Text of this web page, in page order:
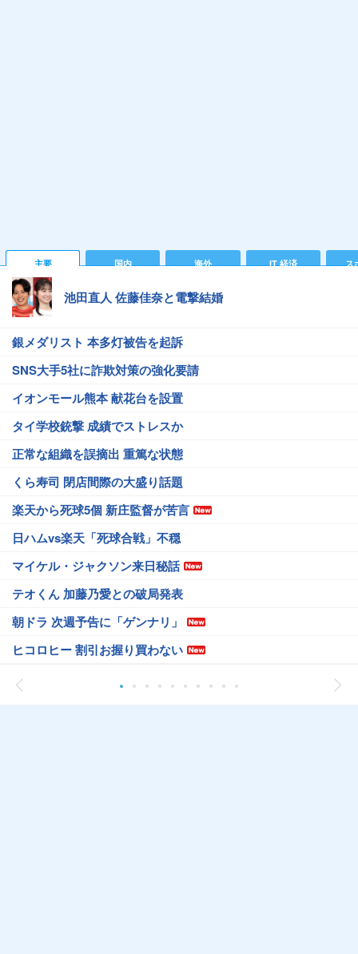
主要 国内 海外 IT 経済 ス
池田直人 佐藤佳奈と電撃結婚
銀メダリスト 本多灯被告を起訴
SNS大手5社に詐欺対策の強化要請
イオンモール熊本 献花台を設置
タイ学校銃撃 成績でストレスか
正常な組織を誤摘出 重篤な状態
くら寿司 閉店間際の大盛り話題
楽天から死球5個 新庄監督が苦言
日ハムvs楽天「死球合戦」不穏
マイケル・ジャクソン来日秘話
テオくん 加藤乃愛との破局発表
朝ドラ 次週予告に「ゲンナリ」
ヒコロヒー 割引お握り買わない